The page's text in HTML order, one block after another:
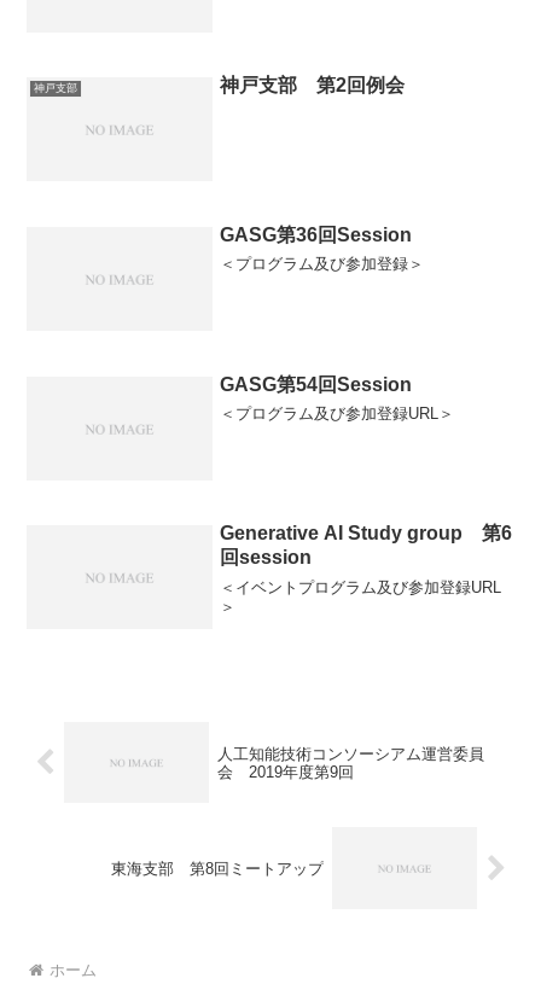
神戸支部 神戸支部 第2回例会
GASG第36回Session
＜プログラム及び参加登録＞
GASG第54回Session
＜プログラム及び参加登録URL＞
Generative AI Study group 第6
回session
＜イベントプログラム及び参加登録URL
＞
人工知能技術コンソーシアム運営委員
会 2019年度第9回
東海支部 第8回ミートアップ
ホーム